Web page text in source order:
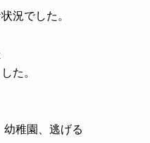
況でした。
た。
稚園、逃げる